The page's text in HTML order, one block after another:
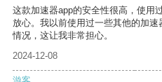
这款加速器app的安全性很高，使用
放心。我以前使用过一些其他的加
情况，这让我非常担心。
2024-12-08